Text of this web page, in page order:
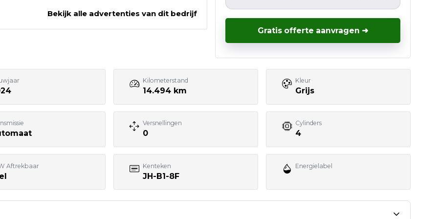
0315 - 617213
Bekijk alle advertenties van dit bedrijf
Gratis offerte aanvragen ➜
Kilometerstand
14.494 km
Kleur
Grijs
Versnellingen
0
Cylinders
4
Aftrekbaar Kenteken
JH-B1-8F
Energielabel